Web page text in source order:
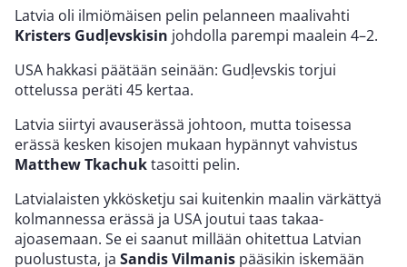
Latvia oli ilmiömäisen pelin pelanneen maalivahti
Kristers Gudļevskisin johdolla parempi maalein 4–2.
USA hakkasi päätään seinään: Gudļevskis torjui
ottelussa peräti 45 kertaa.
Latvia siirtyi avauserässä johtoon, mutta toisessa
erässä kesken kisojen mukaan hypännyt vahvistus
Matthew Tkachuktasoitti pelin.
Latvialaisten ykkösketju sai kuitenkin maalin värkättyä
kolmannessa erässä ja USA joutui taas takaa-
ajoasemaan. Se ei saanut millään ohitettua Latvian
puolustusta, ja Sandis Vilmanis pääsikin iskemään